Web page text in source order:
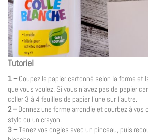
Tutoriel
1 – Coupez le papier cartonné selon la forme et
que vous voulez. Si vous n’avez pas de papier
coller 3 à 4 feuilles de papier l’une sur l’autre.
2 – Donnez une forme arrondie et courbez à
stylo ou un crayon.
3 –Tenez vos ongles avec un pinceau, puis